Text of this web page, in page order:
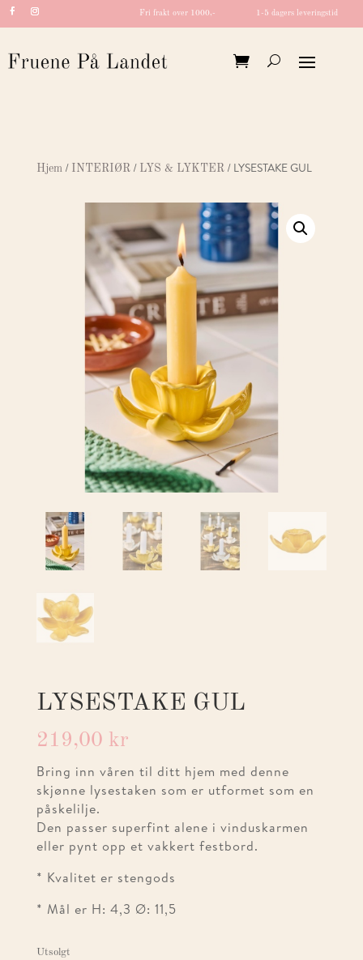
Fri frakt over 1000,- 1-5 dagers leveringstid
Hjem/ INTERIØR/ LYS & LYKTER/ LYSESTAKE GUL
LYSESTAKE GUL
219,00 kr
Bring inn våren til ditt hjem med denne
skjønne lysestaken som er utformet som en
påskelilje.
Den passer superfint alene i vinduskarmen
eller pynt opp et vakkert festbord.
* Kvalitet er stengods
* Mål er H: 4,3 Ø: 11,5
Utsolgt